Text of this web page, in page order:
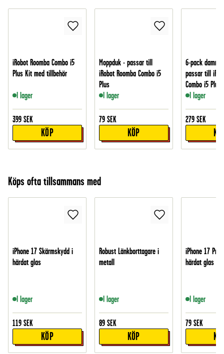
iRobot Roomba Combo i5
Plus Kit med tillbehör
I lager
399 SEK
KÖP
Moppduk - passar till
iRobot Roomba Combo i5
Plus
I lager
79 SEK
KÖP
6-pack
passar till
Combo i5 Plus
I lager
279 SEK
Köps ofta tillsammans med
iPhone 17 Skärmskydd i
härdat glas
I lager
119 SEK
KÖP
Robust Länkborttagare i
metall
I lager
89 SEK
KÖP
iPhone 17 Pro
härdat glas
I lager
79 SEK